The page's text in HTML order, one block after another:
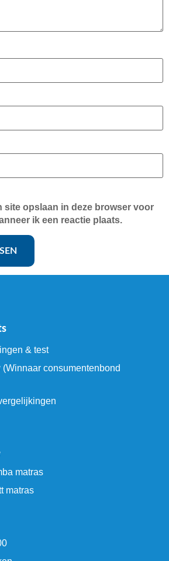
site opslaan in deze browser voor
ik een reactie plaats.
& test
(Winnaar consumentenbond
matras
matras